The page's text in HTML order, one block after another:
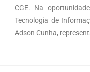
CGE. Na
Tecnologia de
Adson Cunha,